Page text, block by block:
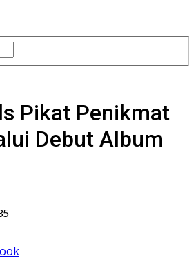
Pikat Penikmat
Debut Album